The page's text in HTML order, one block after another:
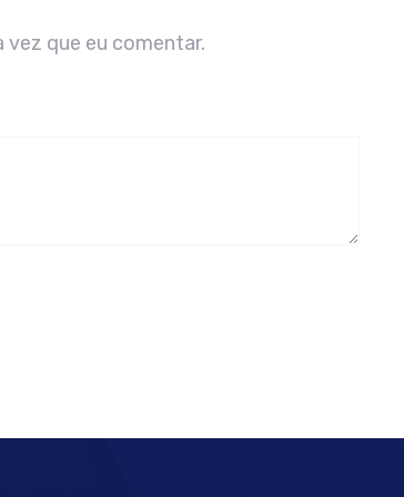
que eu comentar.